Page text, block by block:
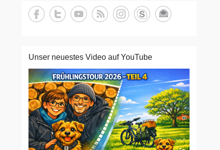
Unser neuestes Video auf YouTube